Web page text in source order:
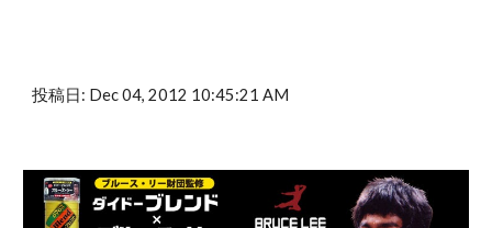
投稿日: Dec 04, 2012 10:45:21 AM